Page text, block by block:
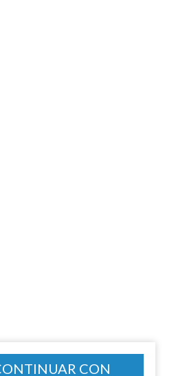
CON